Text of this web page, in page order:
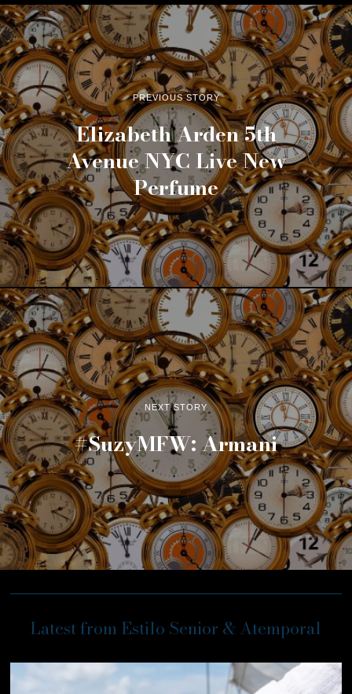
PREVIOUS STORY
Elizabeth Arden 5th
Avenue NYC Live New
Perfume
NEXT STORY
#SuzyMFW: Armani
Latest from Estilo Senior & Atemporal